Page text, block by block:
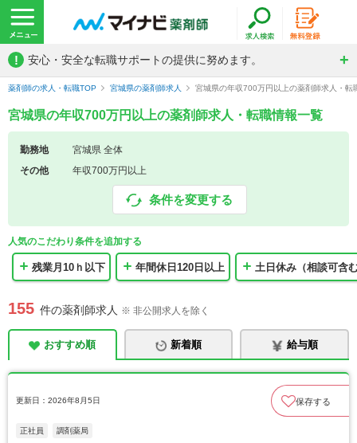
! 安心・安全な転職サポートの提供に努めます。
薬剤師の求人・転職TOP 宮城県の薬剤師求人 宮城県の年収700万円以上の薬剤師求人・転
宮城県の年収700万円以上の薬剤師求人・転職情報一覧
勤務地
宮城県 全体
その他
年収700万円以上
条件を変更する
人気のこだわり条件を追加する
残業月10ｈ以下 年間休日120日以上 土日休み（相談可含
155 件の薬剤師求人 ※ 非公開求人を除く
おすすめ順 新着順 給与順
更新日：2026年8月5日 保存する
正社員 調剤薬局